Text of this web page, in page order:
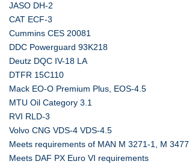
JASO DH-2
CAT ECF-3
Cummins CES 20081
DDC Powerguard 93K218
Deutz DQC IV-18 LA
DTFR 15C110
Mack EO-O Premium Plus, EOS-4.5
MTU Oil Category 3.1
RVI RLD-3
Volvo CNG VDS-4 VDS-4.5
Meets requirements of MAN M 3271-1, M 3477
Meets DAF PX Euro VI requirements